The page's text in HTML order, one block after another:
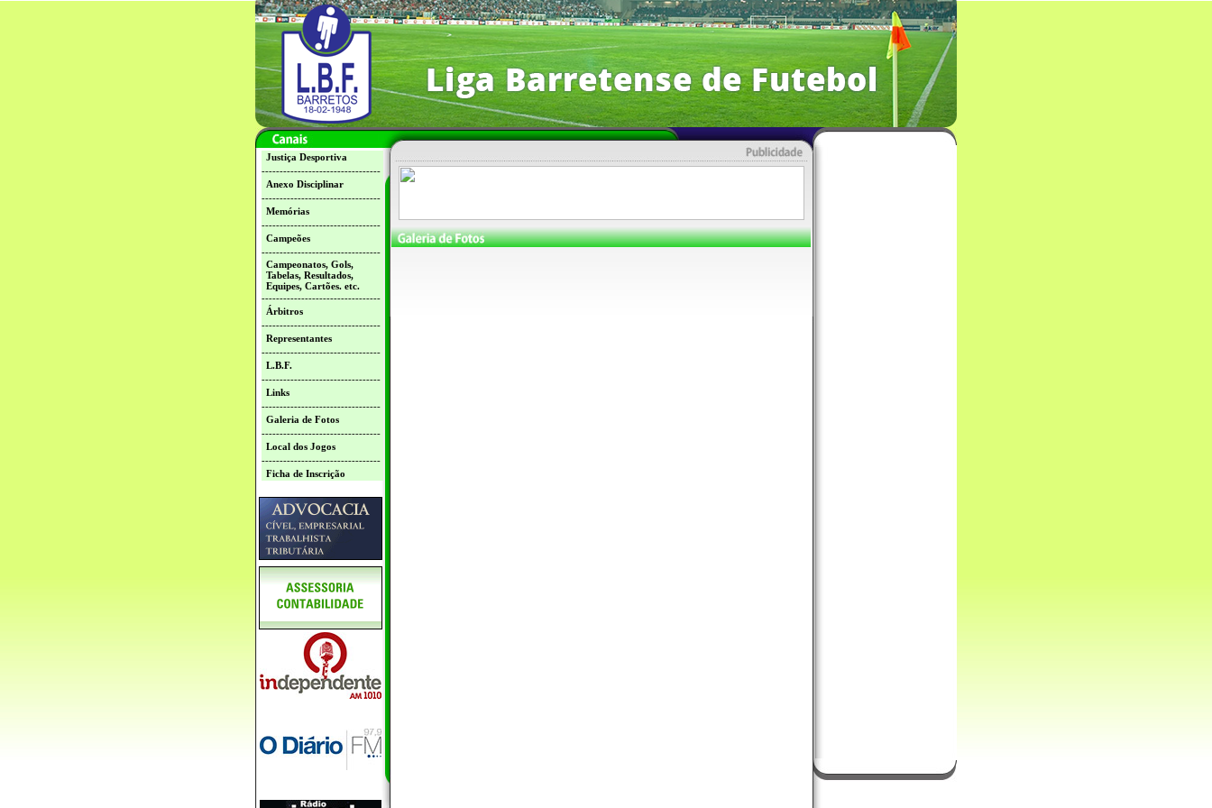
Justiça Desportiva
---------------------------------
Anexo Disciplinar
---------------------------------
Memórias
---------------------------------
Campeões
---------------------------------
Campeonatos, Gols,
Tabelas, Resultados,
Equipes, Cartões. etc.
---------------------------------
Árbitros
---------------------------------
Representantes
---------------------------------
L.B.F.
---------------------------------
Links
---------------------------------
Galeria de Fotos
---------------------------------
Local dos Jogos
---------------------------------
Ficha de Inscrição